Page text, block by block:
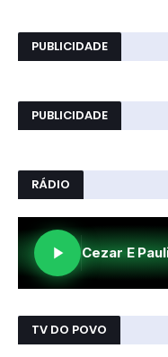
PUBLICIDADE
PUBLICIDADE
RÁDIO
TV DO POVO